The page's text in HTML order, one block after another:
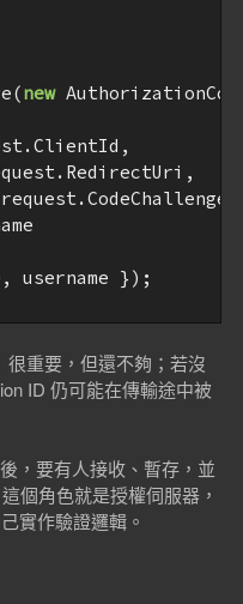
new
username });
很重要，但還不夠；若沒
ID 仍可能在傳輸途中被
，要有人接收、暫存，並
這個角色就是授權伺服器，
實作驗證邏輯。